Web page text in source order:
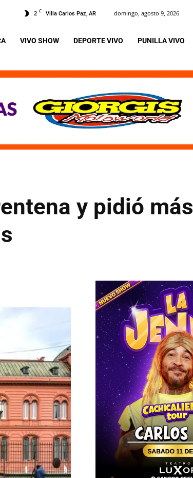
2 C Villa Carlos Paz, AR domingo, agosto 9, 2026
VIVO SHOW DEPORTE VIVO PUNILLA VIVO
y pidió más